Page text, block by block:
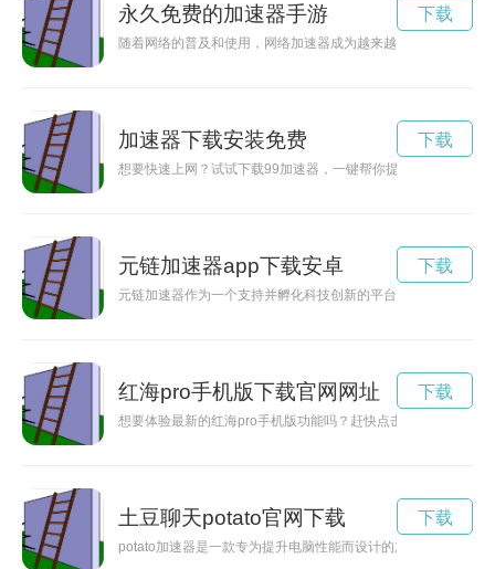
永久免费的加速器手游
随着网络的普及和使用，网络加速器成为越来越多人的选择。
下载
加速器下载安装免费
想要快速上网？试试下载99加速器，一键帮你提升网络速度，
下载
元链加速器app下载安卓
元链加速器作为一个支持并孵化科技创新的平台，为创业者提
下载
红海pro手机版下载官网网址
想要体验最新的红海pro手机版功能吗？赶快点击下载，让你的
下载
土豆聊天potato官网下载
potato加速器是一款专为提升电脑性能而设计的加速软件，通
下载